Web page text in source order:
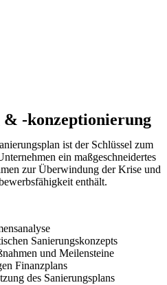
& -konzeptionierung
ist der Schlüssel zum
ein maßgeschneidertes
zur Überwindung der Krise und
enthält.
Sanierungskonzepts
und Meilensteine
Finanzplans
des Sanierungsplans